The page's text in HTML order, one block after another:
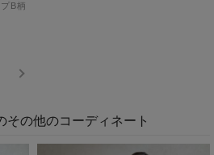
B柄
その他のコーディネート